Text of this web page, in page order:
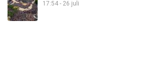
17:54 - 26 juli